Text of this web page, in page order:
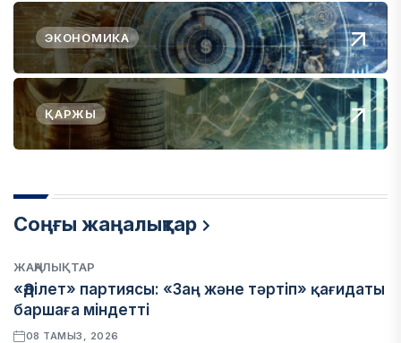
ЭКОНОМИКА
ҚАРЖЫ
Соңғы жаңалықтар
ЖАҢАЛЫҚТАР
«Әділет» партиясы: «Заң және тәртіп» қағидаты
баршаға міндетті
08 ТАМЫЗ, 2026